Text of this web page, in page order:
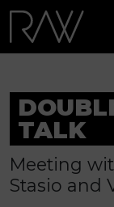
TALK
Meeting
Stasio and